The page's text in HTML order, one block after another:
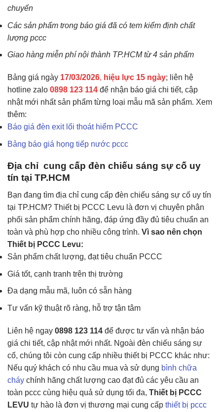
chuyển
Các sản phẩm trong báo giá đã có tem kiểm định chất
lượng pccc
Giao hàng miễn phí nội thành TP.HCM từ 4 sản phẩm
Bảng giá ngày 17/03/2026, hiệu lực 15 ngày; liên hệ
hotline zalo 0898 123 114 để nhận báo giá chi tiết, cập
nhật mới nhất sản phẩm từng loại mẫu mã sản phẩm. Xem
thêm:
Báo giá đèn exit lối thoát hiểm PCCC
Bảng báo giá họng tiếp nước pccc
Địa chỉ cung cấp đèn chiếu sáng sự cố uy
tín tại TP.HCM
Bạn đang tìm địa chỉ cung cấp đèn chiếu sáng sự cố uy tín
tại TP.HCM? Thiết bị PCCC Levu là đơn vị chuyên phân
phối sản phẩm chính hãng, đáp ứng đầy đủ tiêu chuẩn an
toàn và phù hợp cho nhiều công trình. Vì sao nên chọn
Thiết bị PCCC Levu:
Sản phẩm chất lượng, đạt tiêu chuẩn PCCC
Giá tốt, cạnh tranh trên thị trường
Đa dạng mẫu mã, luôn có sẵn hàng
Tư vấn kỹ thuật rõ ràng, hỗ trợ tận tâm
Liên hệ ngay 0898 123 114 để được tư vấn và nhận báo
giá chi tiết, cập nhật mới nhất. Ngoài đèn chiếu sáng sự
cố, chúng tôi còn cung cấp nhiều thiết bị PCCC khác như:
Nếu quý khách có nhu cầu mua và sử dụng bình chữa
cháy chính hãng chất lượng cao đạt đủ các yêu cầu an
toàn pccc cùng hiệu quả sử dụng tối đa, Thiết bị PCCC
LEVU tự hào là đơn vị thương mại cung cấp thiết bị pccc